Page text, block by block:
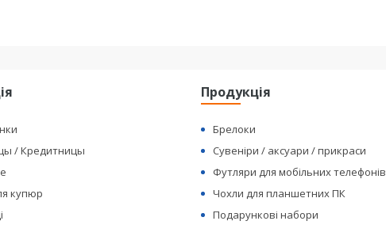
/ Кредитницы
купюр
Продукція
Брелоки
Сувеніри / аксуари / прикраси
Футляри для мобільних телефонів
Чохли для планшетних ПК
Подарункові набори